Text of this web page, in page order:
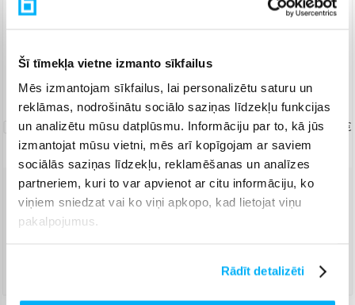
Šī tīmekļa vietne izmanto sīkfailus
Mēs izmantojam sīkfailus, lai personalizētu saturu un
reklāmas, nodrošinātu sociālo saziņas līdzekļu funkcijas
un analizētu mūsu datplūsmu. Informāciju par to, kā jūs
izmantojat mūsu vietni, mēs arī kopīgojam ar saviem
sociālās saziņas līdzekļu, reklamēšanas un analīzes
partneriem, kuri to var apvienot ar citu informāciju, ko
viņiem sniedzat vai ko viņi apkopo, kad lietojat viņu
pakalpojumus.
Rādīt detalizēti
Norēķinieties bez papildmaksas 6 mēn.
Uznešanas/izkraušanas
pakalpojums
19,99 €
Piegāde ar Venipak kurjeru (12,99 €)
Apmaksā pilnu summu skaidrā naudā piegādes brīdī.